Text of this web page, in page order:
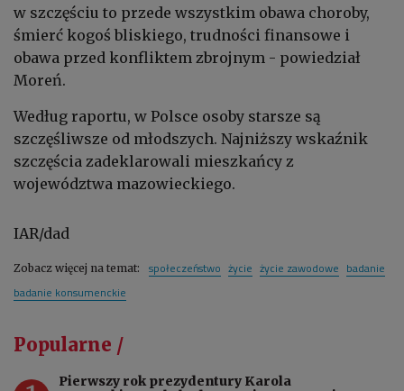
w szczęściu to przede wszystkim obawa choroby,
śmierć kogoś bliskiego, trudności finansowe i
obawa przed konfliktem zbrojnym - powiedział
Moreń.
Według raportu, w Polsce osoby starsze są
szczęśliwsze od młodszych. Najniższy wskaźnik
szczęścia zadeklarowali mieszkańcy z
województwa mazowieckiego.
IAR/dad
Zobacz więcej na temat: społeczeństwo życie życie zawodowe badanie
badanie konsumenckie
Popularne /
Pierwszy rok prezydentury Karola